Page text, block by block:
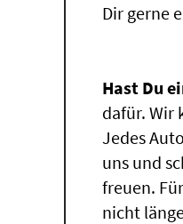
Dir gerne
Hast Du
dafür. Wir
Jedes
uns und
freuen.
nicht